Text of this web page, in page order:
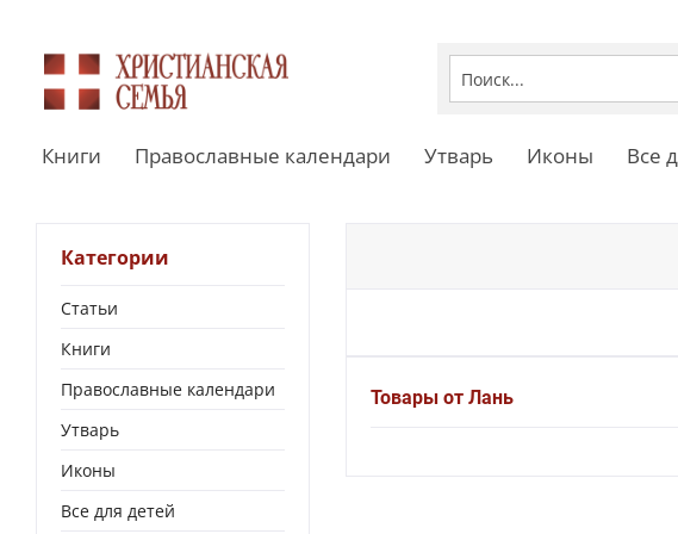
Книги Православные календари Утварь Иконы Все
Категории
Статьи
Книги
Православные календари
Утварь
Иконы
Все для детей
Товары от Лань